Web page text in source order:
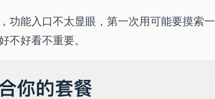
功能入口不太显眼，第一次用可能要摸索一
不好看不重要。